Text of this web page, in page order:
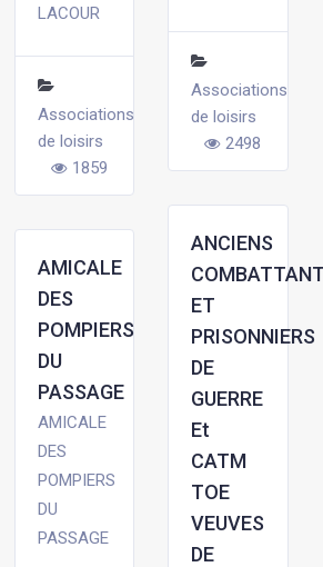
Associations
de loisirs
2498
LACOUR
Associations
de loisirs
1859
ANCIENS
ET
PRISONNIERS
DE
GUERRE
Et
CATM
TOE
VEUVES
DE
AMICALE
DES
POMPIERS
DU
PASSAGE
AMICALE
DES
POMPIERS
DU
PASSAGE